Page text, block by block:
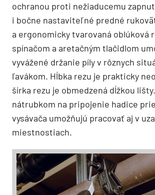
ochranou proti nežiaducemu
i bočne nastaviteľné predné
a ergonomicky tvarovaná oblúková
spínačom a aretačným tlačidlom
vyvážené držanie píly v rôznych
ľavákom. Hĺbka rezu je prakticky
šírka rezu je obmedzená dĺžkou
nátrubkom na pripojenie hadice
vysávača umožňujú pracovať aj v
miestnostiach.